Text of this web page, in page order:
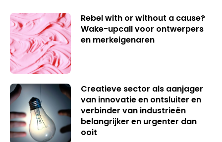
Rebel with or without a cause?
Wake-upcall voor ontwerpers
en merkeigenaren
Creatieve sector als aanjager
van innovatie en ontsluiter en
verbinder van industrieën
belangrijker en urgenter dan
ooit